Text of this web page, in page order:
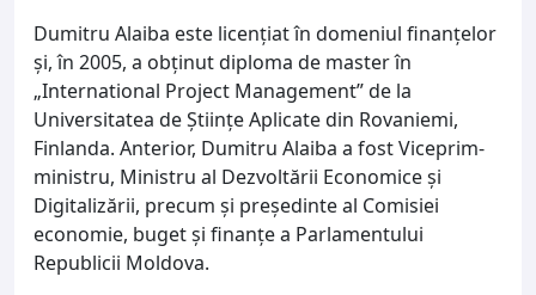
Dumitru Alaiba este licențiat în domeniul finanțelor
și, în 2005, a obținut diploma de master în
„International Project Management” de la
Universitatea de Științe Aplicate din Rovaniemi,
Finlanda. Anterior, Dumitru Alaiba a fost Viceprim-
ministru, Ministru al Dezvoltării Economice și
Digitalizării, precum și președinte al Comisiei
economie, buget și finanțe a Parlamentului
Republicii Moldova.